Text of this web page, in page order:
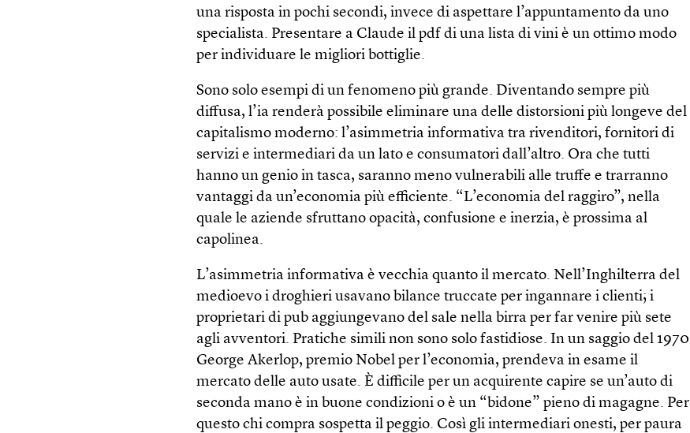
una risposta in pochi secondi, invece di aspettare l’appuntamento da uno
specialista. Presentare a Claude il pdf di una lista di vini è un ottimo modo
per individuare le migliori bottiglie.
Sono solo esempi di un fenomeno più grande. Diventando sempre più
diffusa, l’ia renderà possibile eliminare una delle distorsioni più longeve del
capitalismo moderno: l’asimmetria informativa tra rivenditori, fornitori di
servizi e intermediari da un lato e consumatori dall’altro. Ora che tutti
hanno un genio in tasca, saranno meno vulnerabili alle truffe e trarranno
vantaggi da un’economia più efficiente. “L’economia del raggiro”, nella
quale le aziende sfruttano opacità, confusione e inerzia, è prossima al
capolinea.
L’asimmetria informativa è vecchia quanto il mercato. Nell’Inghilterra del
medioevo i droghieri usavano bilance truccate per ingannare i clienti; i
proprietari di pub aggiungevano del sale nella birra per far venire più sete
agli avventori. Pratiche simili non sono solo fastidiose. In un saggio del 1970
George Akerlop, premio Nobel per l’economia, prendeva in esame il
mercato delle auto usate. È difficile per un acquirente capire se un’auto di
seconda mano è in buone condizioni o è un “bidone” pieno di magagne. Per
questo chi compra sospetta il peggio. Così gli intermediari onesti, per paura